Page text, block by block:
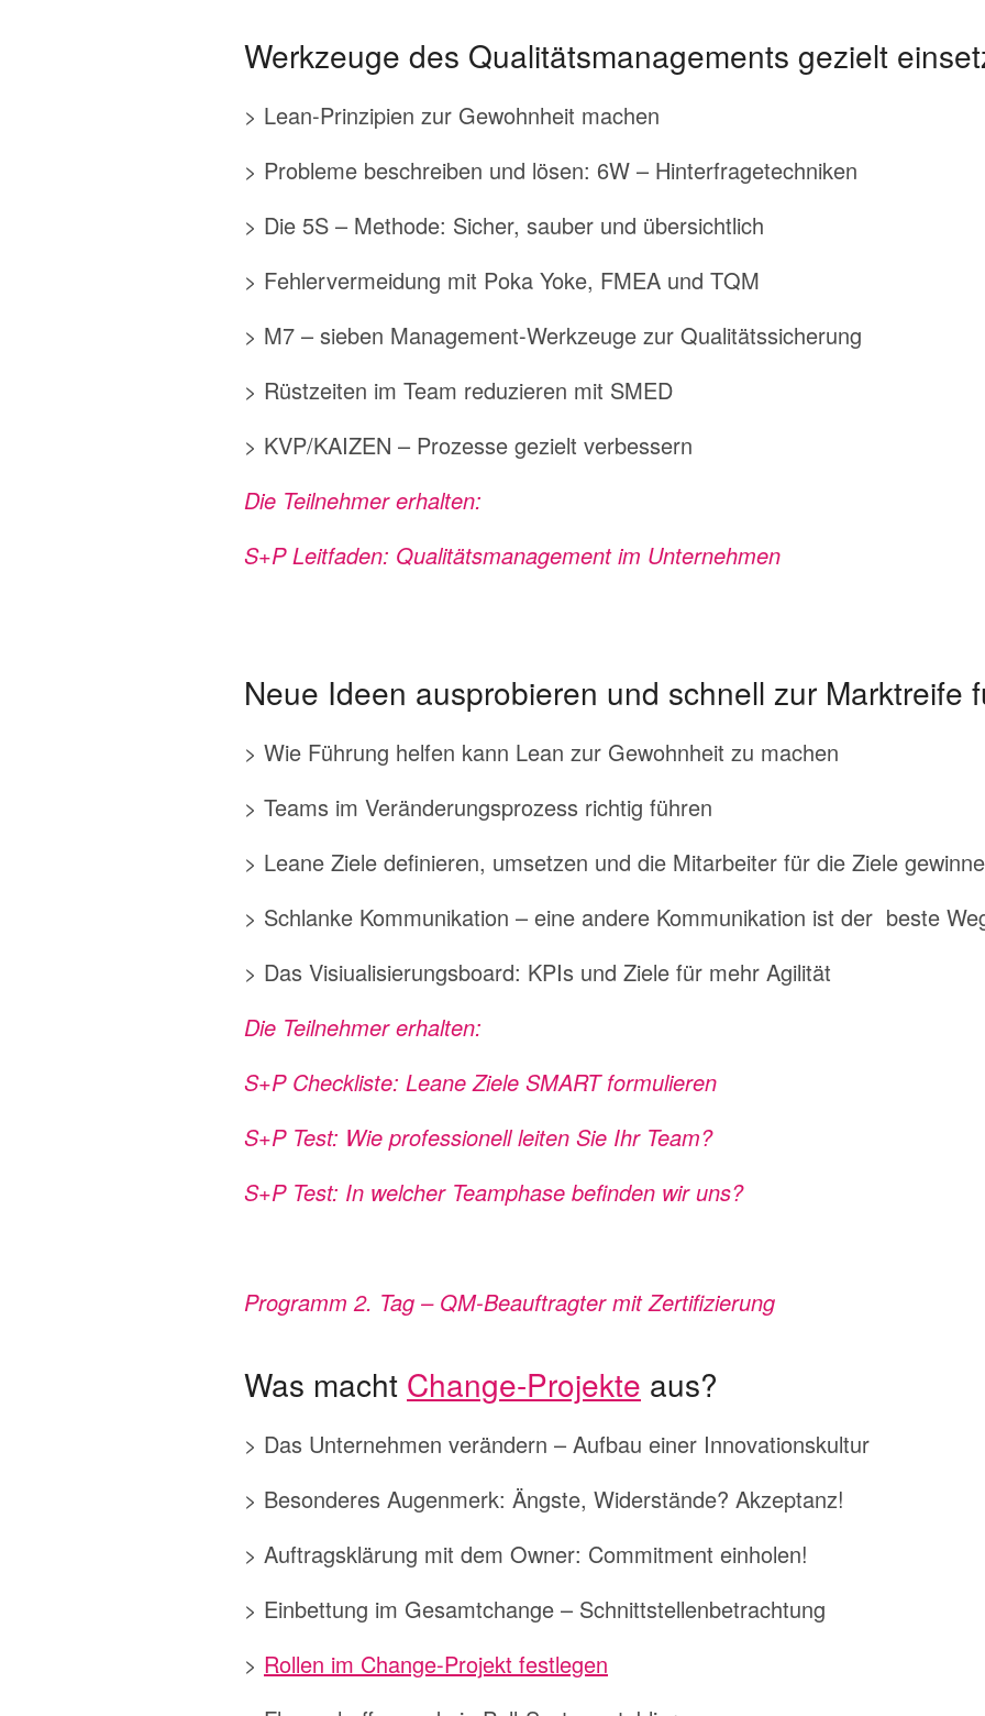
Werkzeuge des Qualitätsmanagements gezielt
> Lean-Prinzipien zur Gewohnheit machen
> Probleme beschreiben und lösen: 6W – Hinterfragetechniken
> Die 5S – Methode: Sicher, sauber und übersichtlich
> Fehlervermeidung mit Poka Yoke, FMEA und TQM
> M7 – sieben Management-Werkzeuge zur Qualitätssicherung
> Rüstzeiten im Team reduzieren mit SMED
> KVP/KAIZEN – Prozesse gezielt verbessern
Die Teilnehmer erhalten:
S+P Leitfaden: Qualitätsmanagement im Unternehmen
Neue Ideen ausprobieren und schnell zur Marktreife
> Wie Führung helfen kann Lean zur Gewohnheit zu machen
> Teams im Veränderungsprozess richtig führen
> Leane Ziele definieren, umsetzen und die Mitarbeiter für die Ziele
> Schlanke Kommunikation – eine andere Kommunikation ist der beste
> Das Visiualisierungsboard: KPIs und Ziele für mehr Agilität
Die Teilnehmer erhalten:
S+P Checkliste: Leane Ziele SMART formulieren
S+P Test: Wie professionell leiten Sie Ihr Team?
S+P Test: In welcher Teamphase befinden wir uns?
Programm 2. Tag – QM-Beauftragter mit Zertifizierung
Was macht Change-Projekte aus?
> Das Unternehmen verändern – Aufbau einer Innovationskultur
> Besonderes Augenmerk: Ängste, Widerstände? Akzeptanz!
> Auftragsklärung mit dem Owner: Commitment einholen!
> Einbettung im Gesamtchange – Schnittstellenbetrachtung
> Rollen im Change-Projekt festlegen